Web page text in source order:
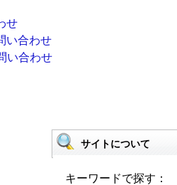
サイトについて
キーワードで探す：